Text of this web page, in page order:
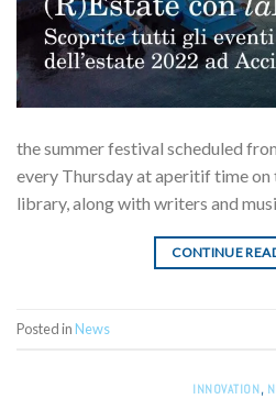
the summer festival scheduled
every Thursday at aperitif time
library, along with writers and
CONTINUE
Posted in News
INNOVATION,